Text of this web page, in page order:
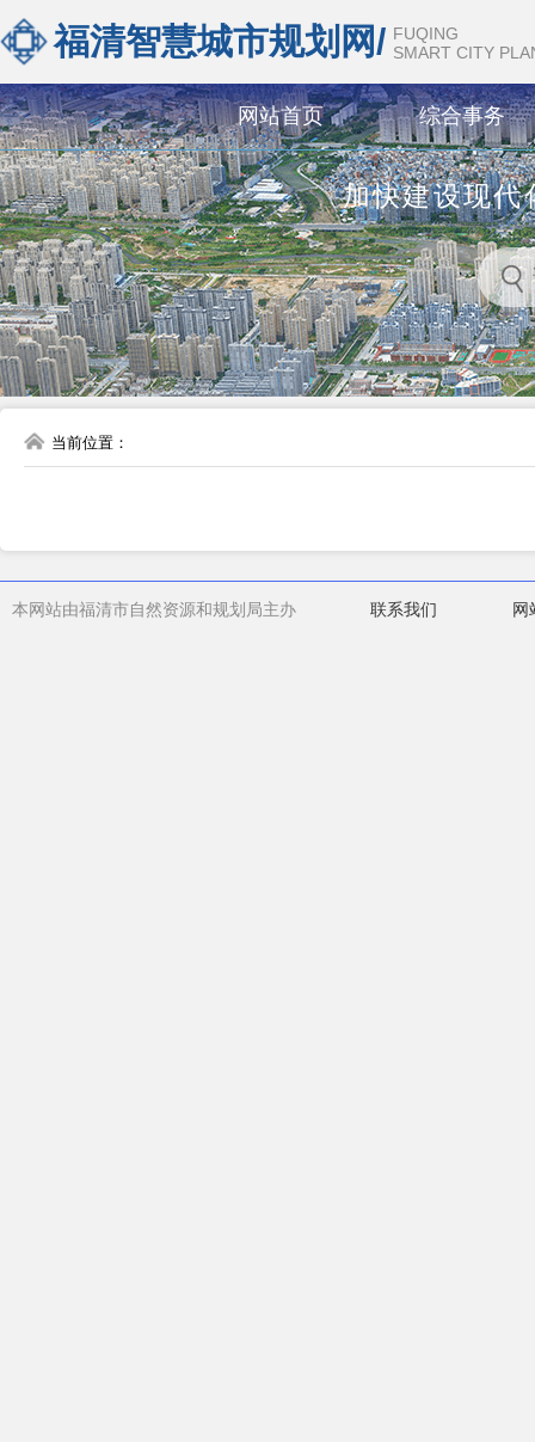
福清智慧城市规划网/ FUQING
SMART CITY
网站首页 综合事务
加快建设现
当前位置：
本网站由福清市自然资源和规划局主办 联系我们 网